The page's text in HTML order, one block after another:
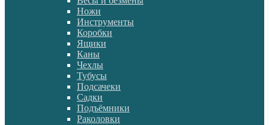
Ножи
Инструменты
Коробки
Ящики
Каны
Чехлы
Тубусы
Подсачеки
Садки
Подъёмники
Раколовки